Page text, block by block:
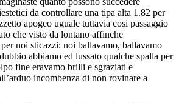
da controllare una tipa alta 1.82 per
apogeo uguale tuttavia cosi passaggio
che visto da lontano affinche
noi sticazzi: noi ballavamo, ballavamo
abbiamo ed lussato qualche spalla per
fine eravamo brilli e sgraziati e
incombenza di non rovinare a